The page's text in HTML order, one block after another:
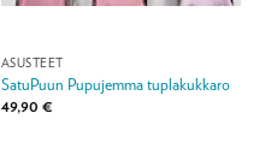
ASUSTEET
SatuPuun Pupujemma tuplakukkaro
49,90 €